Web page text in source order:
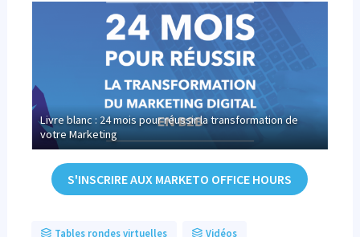
Livre blanc : 24 mois pour réussir la transformation de
votre Marketing
S'INSCRIRE AUX MARKETO OFFICE HOURS
Tables rondes virtuelles Vidéos